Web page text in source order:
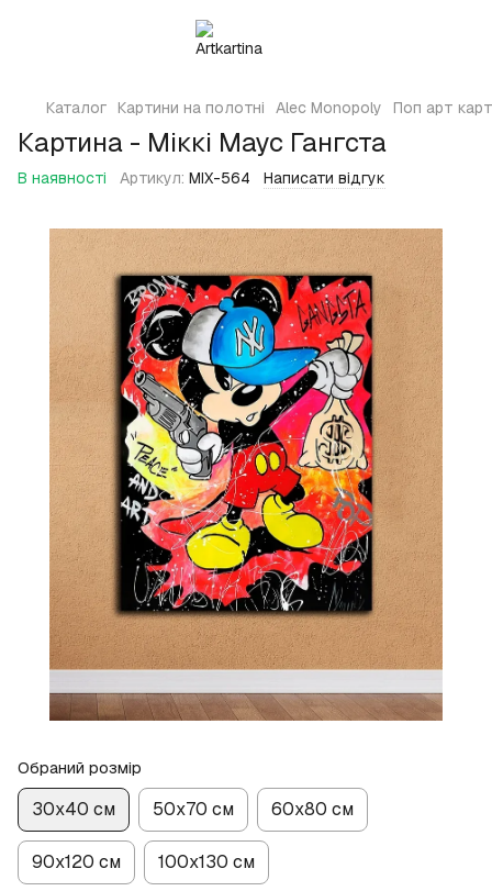
Каталог Картини на полотні Alec Monopoly Поп арт
Картина - Міккі Маус Гангста
В наявності Артикул: MIX-564 Написати відгук
Обраний розмір
30х40 см 50х70 см 60х80 см
90х120 см 100х130 см